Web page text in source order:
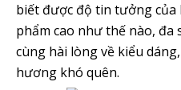
biết được độ tin tưởng của
phẩm cao như thế nào, đa
cùng hài lòng về kiểu
hương khó quên.